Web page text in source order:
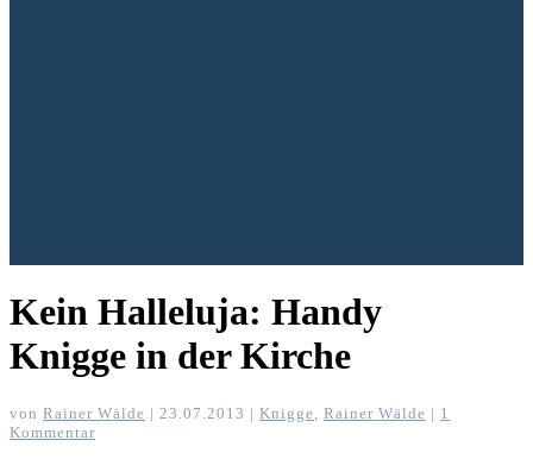
Kein Halleluja: Handy
Knigge in der Kirche
von Rainer Wälde | 23.07.2013 | Knigge Rainer Wälde | 1
Kommentar